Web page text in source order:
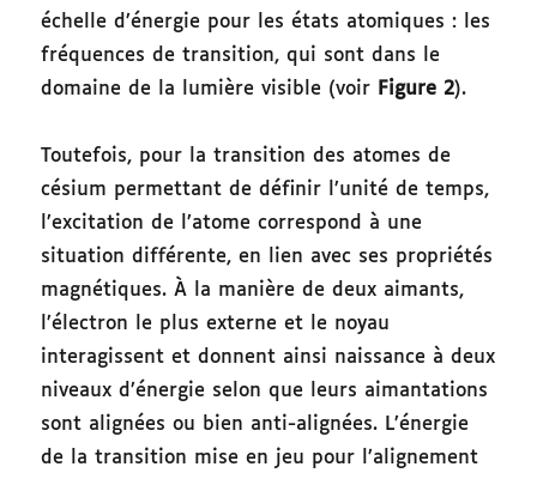
échelle d’énergie pour les états atomiques : les
fréquences de transition, qui sont dans le
domaine de la lumière visible (voir Figure 2).
Toutefois, pour la transition des atomes de
césium permettant de définir l’unité de temps,
l’excitation de l’atome correspond à une
situation différente, en lien avec ses propriétés
magnétiques. À la manière de deux aimants,
l’électron le plus externe et le noyau
interagissent et donnent ainsi naissance à deux
niveaux d’énergie selon que leurs aimantations
sont alignées ou bien anti-alignées. L’énergie
de la transition mise en jeu pour l’alignement